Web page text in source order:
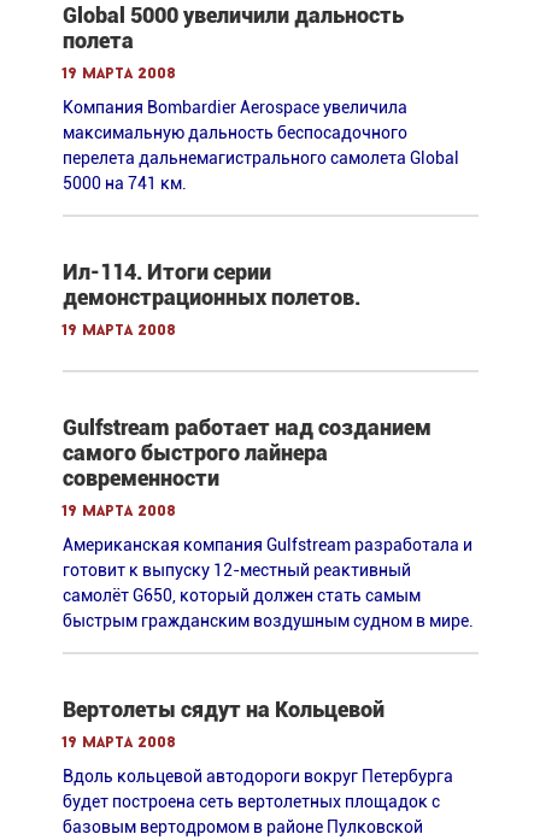
Global 5000 увеличили дальность
полета
19 марта 2008
Компания Bombardier Aerospace увеличила
максимальную дальность беспосадочного
перелета дальнемагистрального самолета Global
5000 на 741 км.
Ил-114. Итоги серии
демонстрационных полетов.
19 марта 2008
Gulfstream работает над созданием
самого быстрого лайнера
современности
19 марта 2008
Американская компания Gulfstream разработала и
готовит к выпуску 12-местный реактивный
самолёт G650, который должен стать самым
быстрым гражданским воздушным судном в мире.
Вертолеты сядут на Кольцевой
19 марта 2008
Вдоль кольцевой автодороги вокруг Петербурга
будет построена сеть вертолетных площадок с
базовым вертодромом в районе Пулковской